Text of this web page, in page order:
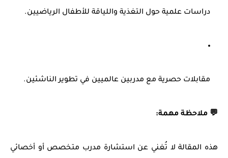
دراسات علمية حول التغذية واللياقة للأطفال الرياضيين.
مقابلات حصرية مع مدربين عالميين في تطوير الناشئين.
💬 ملاحظة مهمة:
هذه المقالة لا تُغني عن استشارة مدرب متخصص أو أخصائي